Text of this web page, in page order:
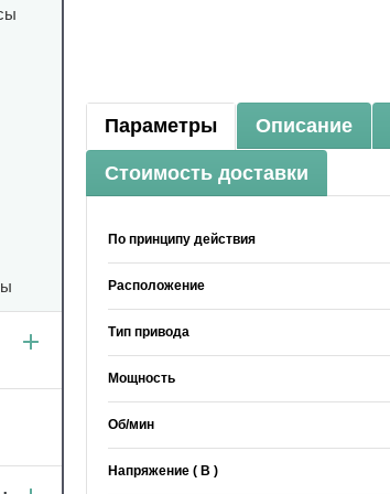
Параметры Описание
Стоимость доставки
По принципу действия
Расположение
Тип привода
Мощность
Об/мин
Напряжение ( В )